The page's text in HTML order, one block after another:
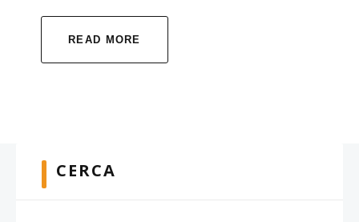
READ MORE
CERCA